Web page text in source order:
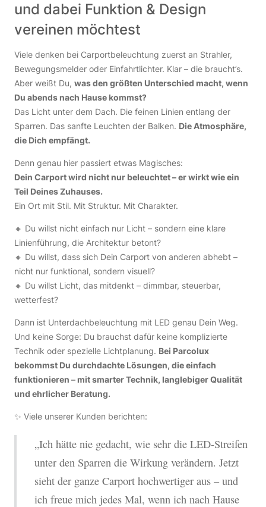
und dabei Funktion & Design
vereinen möchtest
Viele denken bei Carportbeleuchtung zuerst an Strahler,
Bewegungsmelder oder Einfahrtlichter. Klar – die braucht’s.
Aber weißt Du, was den größten Unterschied macht, wenn
Du abends nach Hause kommst?
Das Licht unter dem Dach. Die feinen Linien entlang der
Sparren. Das sanfte Leuchten der Balken. Die Atmosphäre,
die Dich empfängt.
Denn genau hier passiert etwas Magisches:
Dein Carport wird nicht nur beleuchtet – er wirkt wie ein
Teil Deines Zuhauses.
Ein Ort mit Stil. Mit Struktur. Mit Charakter.
🔸 Du willst nicht einfach nur Licht – sondern eine klare
Linienführung, die Architektur betont?
🔸 Du willst, dass sich Dein Carport von anderen abhebt –
nicht nur funktional, sondern visuell?
🔸 Du willst Licht, das mitdenkt – dimmbar, steuerbar,
wetterfest?
Dann ist Unterdachbeleuchtung mit LED genau Dein Weg.
Und keine Sorge: Du brauchst dafür keine komplizierte
Technik oder spezielle Lichtplanung. Bei Parcolux
bekommst Du durchdachte Lösungen, die einfach
funktionieren – mit smarter Technik, langlebiger Qualität
und ehrlicher Beratung.
✨ Viele unserer Kunden berichten:
„Ich hätte nie gedacht, wie sehr die LED-Streifen
unter den Sparren die Wirkung verändern. Jetzt
sieht der ganze Carport hochwertiger aus – und
ich freue mich jedes Mal, wenn ich nach Hause